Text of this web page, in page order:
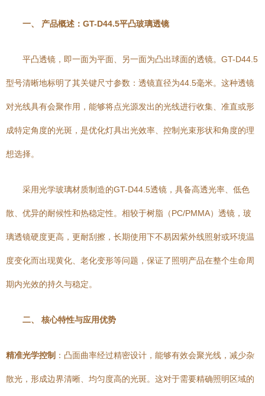
一、 产品概述：GT-D44.5平凸玻璃透镜
平凸透镜，即一面为平面、另一面为凸出球面的透镜。GT-D44.5
型号清晰地标明了其关键尺寸参数：透镜直径为44.5毫米。这种透镜
对光线具有会聚作用，能够将点光源发出的光线进行收集、准直或形
成特定角度的光斑，是优化灯具出光效率、控制光束形状和角度的理
想选择。
采用光学玻璃材质制造的GT-D44.5透镜，具备高透光率、低色
散、优异的耐候性和热稳定性。相较于树脂（PC/PMMA）透镜，玻
璃透镜硬度更高，更耐刮擦，长期使用下不易因紫外线照射或环境温
度变化而出现黄化、老化变形等问题，保证了照明产品在整个生命周
期内光效的持久与稳定。
二、 核心特性与应用优势
精准光学控制 ：凸面曲率经过精密设计，能够有效会聚光线，减少杂
散光，形成边界清晰、均匀度高的光斑。这对于需要精确照明区域的